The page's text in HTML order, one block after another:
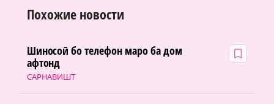
Похожие новости
САРНАВИШТ
Шиносоӣ бо телефон маро ба дом
афтонд